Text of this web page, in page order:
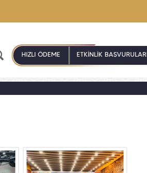
HIZLI ÖDEME ETKİNLİK BAŞVURULARI